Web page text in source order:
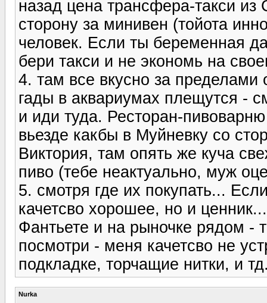
назад цена трансфера-такси
сторону за минивен (тойота
человек. Если ты беременная
бери такси и не экономь на
4. там все вкусно за
гады в аквариумах плещутся -
и иди туда. Ресторан-
вьезде какбы в Муйневку со
Виктория, там опять же куча
пиво (тебе неактуально, муж
5. смотря где их покупать...
качетсво хорошее, но и
Фантьете и на рыночке рядом -
посмотри - меня качетсво не
подкладке, торчащие нитки, и
Nurka